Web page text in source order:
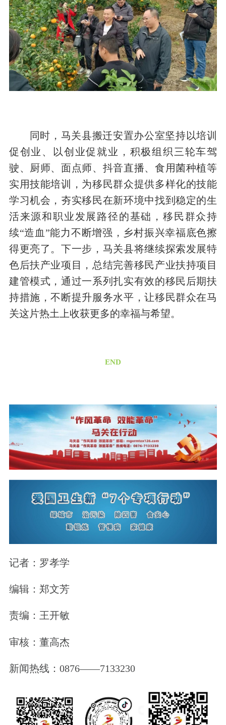
同时，马关县搬迁安置办公室坚持以培训
促创业、以创业促就业，积极组织三轮车驾
驶、厨师、面点师、抖音直播、食用菌种植等
实用技能培训，为移民群众提供多样化的技能
学习机会，夯实移民在新环境中找到稳定的生
活来源和职业发展路径的基础，移民群众持
续“造血”能力不断增强，乡村振兴幸福底色擦
得更亮了。下一步，马关县将继续探索发展特
色后扶产业项目，总结完善移民产业扶持项目
建管模式，通过一系列扎实有效的移民后期扶
持措施，不断提升服务水平，让移民群众在马
关这片热土上收获更多的幸福与希望。
END
记者 ： 罗孝学
编辑：郑文芳
责编：王开敏
审核：董高杰
新闻热线：0876——7133230